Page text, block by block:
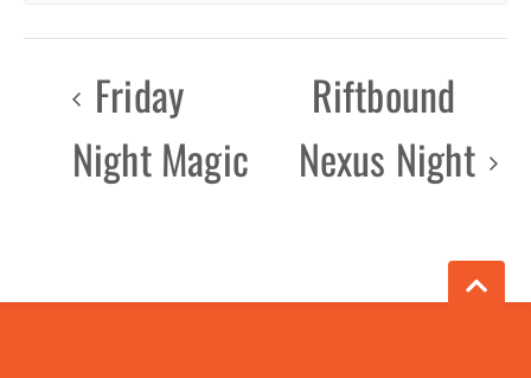
Friday
Night Magic
Riftbound
Nexus Night